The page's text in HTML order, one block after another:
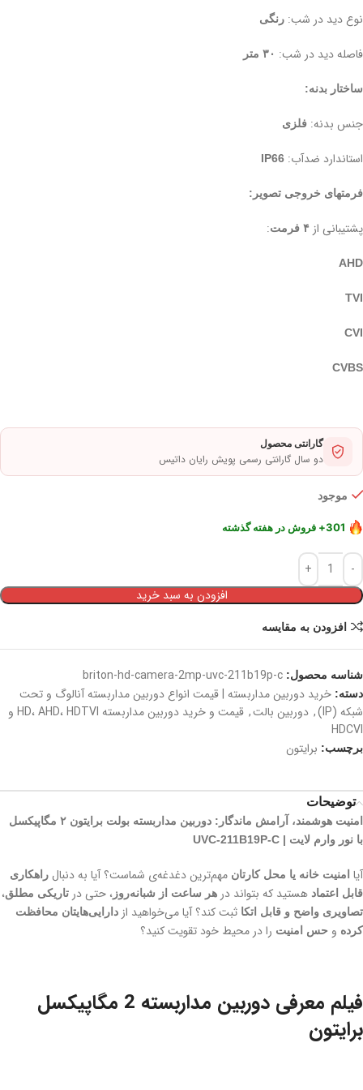
نوع دید در شب: رنگی
فاصله دید در شب: ۳۰ متر
ساختار بدنه:
جنس بدنه: فلزی
استاندارد ضدآب: IP66
فرمتهای خروجی تصویر:
پشتیبانی از ۴ فرمت :
AHD
TVI
CVI
CVBS
گارانتی محصول
دو سال گارانتی رسمی پویش رایان داتیس
موجود
در سبد خرید 371+ نفر
افزودن به سبد خرید
افزودن به مقایسه
شناسه محصول: briton-hd-camera-2mp-uvc-211b19p-c
دسته: خرید دوربین مداربسته | قیمت انواع دوربین مداربسته آنالوگ و تحت
شبکه (IP)
, دوربین بالت,
قیمت و خرید دوربین مداربسته HD، AHD، HDTVI و
HDCVI
برچسب: برایتون
توضیحات
امنیت هوشمند، آرامش ماندگار: دوربین مداربسته بولت برایتون ۲ مگاپیکسل
با نور وارم لایت | UVC-211B19P-C
آیا امنیت خانه یا محل کارتان مهم‌ترین دغدغه‌ی شماست؟ آیا به دنبال راهکاری
قابل اعتماد هستید که بتواند در هر ساعت از شبانه‌روز ، حتی در تاریکی مطلق،
تصاویری واضح و قابل اتکا ثبت کند؟ آیا می‌خواهید از دارایی‌هایتان محافظت
کرده و حس امنیت را در محیط خود تقویت کنید؟
فیلم معرفی دوربین مداربسته 2 مگاپیکسل
برایتون